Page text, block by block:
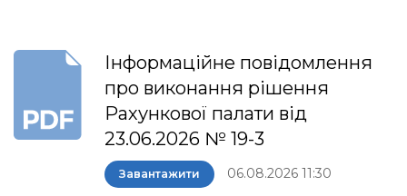
Інформаційне повідомлення
про виконання рішення
Рахункової палати від
23.06.2026 № 19-3
Завантажити 06.08.2026 11:30